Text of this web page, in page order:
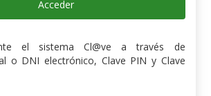
Acceder
el sistema Cl@ve a través de
o DNI electrónico, Clave PIN y Clave